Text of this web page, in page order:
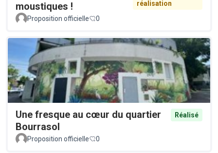
moustiques !
réalisation
Proposition officielle
0
Une fresque au cœur du quartier
Bourrasol
Réalisé
Proposition officielle 0